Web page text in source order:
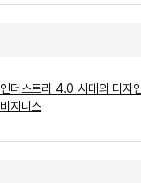
인더스트리 4.0 시대의 디자
비지니스